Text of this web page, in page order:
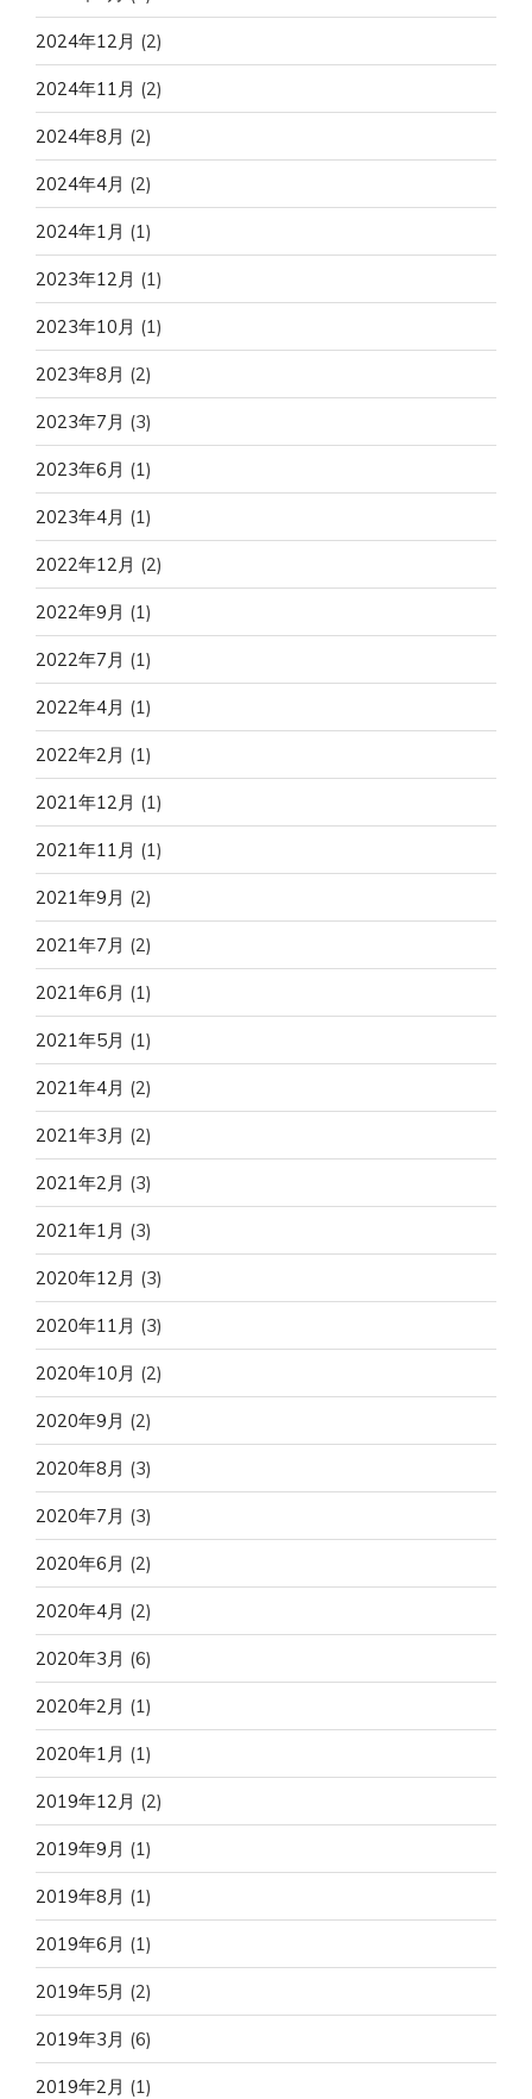
2024年12月 (2)
2024年11月 (2)
2024年8月 (2)
2024年4月 (2)
2024年1月 (1)
2023年12月 (1)
2023年10月 (1)
2023年8月 (2)
2023年7月 (3)
2023年6月 (1)
2023年4月 (1)
2022年12月 (2)
2022年9月 (1)
2022年7月 (1)
2022年4月 (1)
2022年2月 (1)
2021年12月 (1)
2021年11月 (1)
2021年9月 (2)
2021年7月 (2)
2021年6月 (1)
2021年5月 (1)
2021年4月 (2)
2021年3月 (2)
2021年2月 (3)
2021年1月 (3)
2020年12月 (3)
2020年11月 (3)
2020年10月 (2)
2020年9月 (2)
2020年8月 (3)
2020年7月 (3)
2020年6月 (2)
2020年4月 (2)
2020年3月 (6)
2020年2月 (1)
2020年1月 (1)
2019年12月 (2)
2019年9月 (1)
2019年8月 (1)
2019年6月 (1)
2019年5月 (2)
2019年3月 (6)
2019年2月 (1)